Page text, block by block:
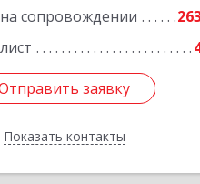
сопровождении
заявку
Показать контакты
заявку
Назад